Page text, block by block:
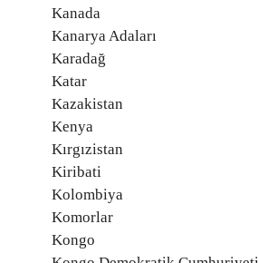
Kanada
Kanarya Adaları
Karadağ
Katar
Kazakistan
Kenya
Kırgızistan
Kiribati
Kolombiya
Komorlar
Kongo